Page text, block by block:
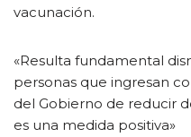
vacunación.
«Resulta fundamental
personas que ingresan
del Gobierno de reducir
es una medida positiva»